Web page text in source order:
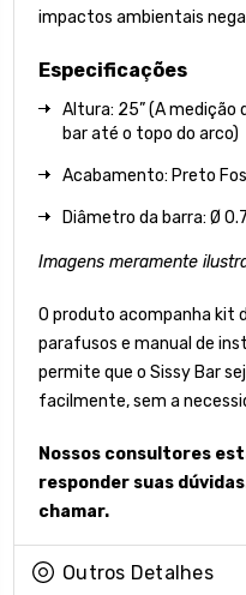
impactos ambientais
Especificações
Altura: 25” (A medição
bar até o topo do arco)
Acabamento: Preto
Diâmetro da barra: Ø
Imagens meramente
O produto acompanha kit
parafusos e manual de
permite que o Sissy Bar
facilmente, sem a
Nossos consultores
responder suas
chamar.
Outros Detalhes